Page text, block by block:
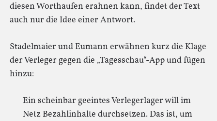
diesen Worthaufen erahnen kann, findet der Text
auch nur die Idee einer Antwort.
Stadelmaier und Eumann erwähnen kurz die Klage
der Verleger gegen die „Tagesschau“-App und fügen
hinzu:
Ein scheinbar geeintes Verlegerlager will im
Netz Bezahlinhalte durchsetzen. Das ist, um